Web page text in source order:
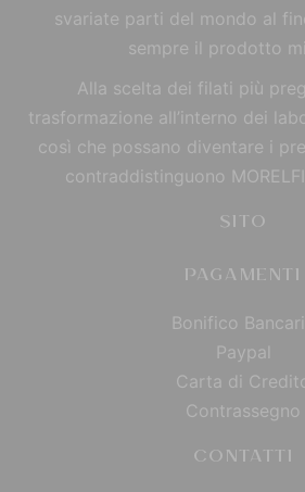
svariate parti del mondo al
sempre il prodotto
Alla scelta dei filati più
trasformazione all’interno dei
così che possano diventare i
contraddistinguono
SITO
PAGAMENTI
Bonifico
Paypal
Carta di
Contrassegno
CONTATTI